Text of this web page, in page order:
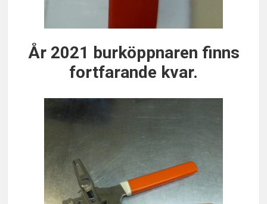
År 2021 burköppnaren finns
fortfarande kvar.